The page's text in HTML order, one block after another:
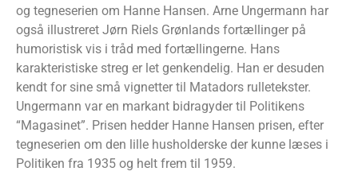
og tegneserien om Hanne Hansen. Arne Ungermann har
også illustreret Jørn Riels Grønlands fortællinger på
humoristisk vis i tråd med fortællingerne. Hans
karakteristiske streg er let genkendelig. Han er desuden
kendt for sine små vignetter til Matadors rulletekster.
Ungermann var en markant bidragyder til Politikens
“Magasinet”. Prisen hedder Hanne Hansen prisen, efter
tegneserien om den lille husholderske der kunne læses i
Politiken fra 1935 og helt frem til 1959.